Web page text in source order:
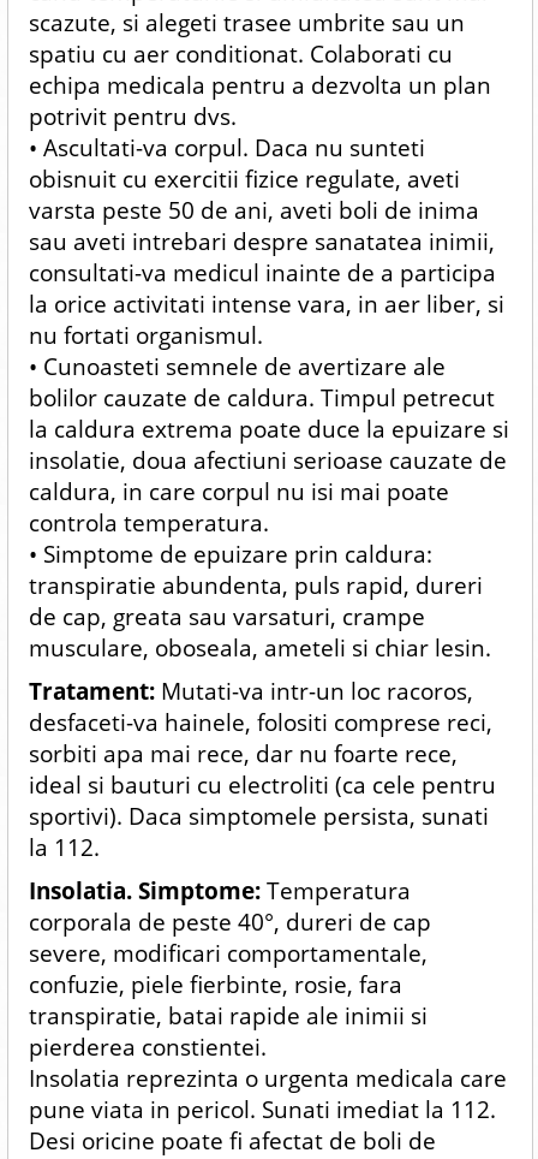
scazute, si alegeti trasee umbrite sau un
spatiu cu aer conditionat. Colaborati cu
echipa medicala pentru a dezvolta un plan
potrivit pentru dvs.
• Ascultati-va corpul. Daca nu sunteti
obisnuit cu exercitii fizice regulate, aveti
varsta peste 50 de ani, aveti boli de inima
sau aveti intrebari despre sanatatea inimii,
consultati-va medicul inainte de a participa
la orice activitati intense vara, in aer liber, si
nu fortati organismul.
• Cunoasteti semnele de avertizare ale
bolilor cauzate de caldura. Timpul petrecut
la caldura extrema poate duce la epuizare si
insolatie, doua afectiuni serioase cauzate de
caldura, in care corpul nu isi mai poate
controla temperatura.
• Simptome de epuizare prin caldura:
transpiratie abundenta, puls rapid, dureri
de cap, greata sau varsaturi, crampe
musculare, oboseala, ameteli si chiar lesin.
Tratament:Mutati-va intr-un loc racoros,
desfaceti-va hainele, folositi comprese reci,
sorbiti apa mai rece, dar nu foarte rece,
ideal si bauturi cu electroliti (ca cele pentru
sportivi). Daca simptomele persista, sunati
la 112.
Insolatia. Simptome:Temperatura
corporala de peste 40°, dureri de cap
severe, modificari comportamentale,
confuzie, piele fierbinte, rosie, fara
transpiratie, batai rapide ale inimii si
pierderea constientei.
Insolatia reprezinta o urgenta medicala care
pune viata in pericol. Sunati imediat la 112.
Desi oricine poate fi afectat de boli de